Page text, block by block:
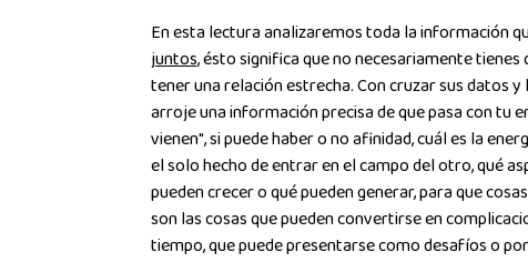
En esta lectura analizaremos toda la información
juntos, ésto significa que no necesariamente
tener una relación estrecha. Con cruzar sus datos
arroje una información precisa de que pasa con tu
vienen", si puede haber o no afinidad, cuál es la
el solo hecho de entrar en el campo del otro, qué
pueden crecer o qué pueden generar, para que
son las cosas que pueden convertirse en
tiempo, que puede presentarse como desafíos o